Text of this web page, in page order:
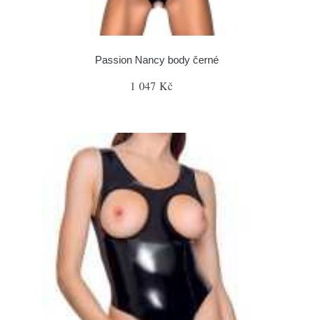
Passion Nancy body černé
1 047 Kč